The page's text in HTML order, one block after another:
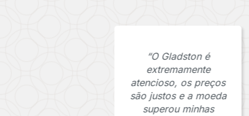
“O Gladston é
extremamente
atencioso, os preços
são justos e a moeda
superou minhas